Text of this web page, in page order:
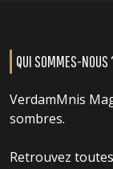
QUI SOMMES-NOUS
VerdamMnis
sombres.
Retrouvez